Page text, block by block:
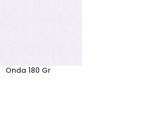
Onda 180 Gr